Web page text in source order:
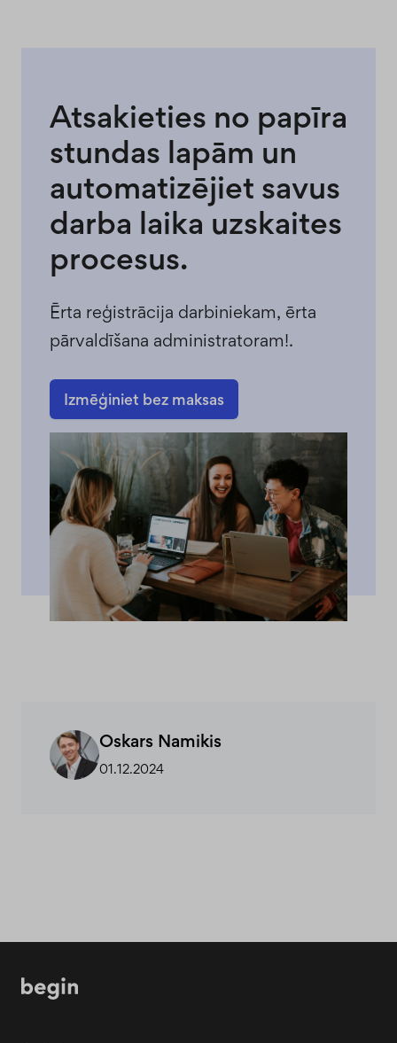
Atsakieties no papīra
stundas lapām un
automatizējiet savus
darba laika uzskaites
procesus.
Ērta reģistrācija darbiniekam, ērta
pārvaldīšana administratoram!.
Izmēģiniet bez maksas
Oskars Namikis
01.12.2024